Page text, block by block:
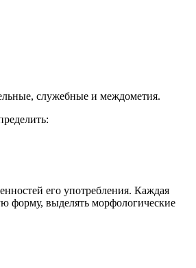
служебные и междометия.
его употребления. Каждая
форму, выделять морфологические